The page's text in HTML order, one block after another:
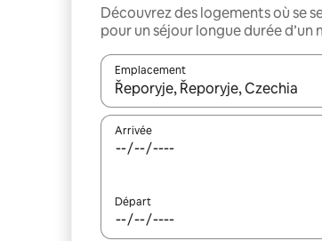
Découvrez des logements où se
pour un séjour longue durée d’un
Emplacement
Quand les résultats sont affichés,
Arrivée
Départ